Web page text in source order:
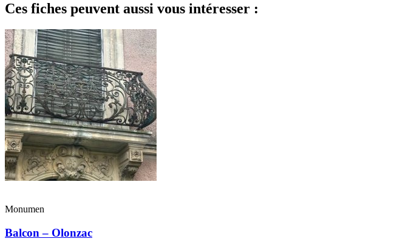
Ces fiches peuvent aussi vous intéresser :
Monumen
Balcon – Olonzac